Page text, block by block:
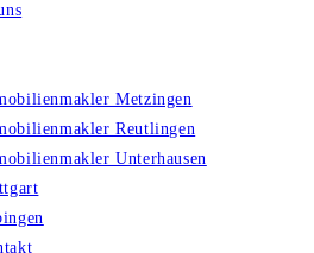
Metzingen
Reutlingen
Unterhausen